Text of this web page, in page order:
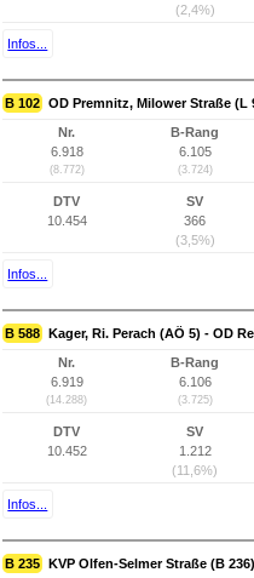
(2,4%)
Infos...
B 102 OD Premnitz, Milower Straße (L
Nr.
6.918
(8.772)
B-Rang
6.105
(3.724)
DTV
10.454
SV
366
(3,5%)
Infos...
B 588 Kager, Ri. Perach (AÖ 5) - OD
Nr.
6.919
(14.288)
B-Rang
6.106
(3.725)
DTV
10.452
SV
1.212
(11,6%)
Infos...
B 235 KVP Olfen-Selmer Straße (B